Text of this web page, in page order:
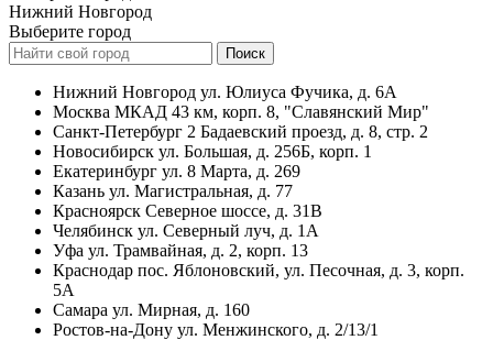
Нижний Новгород
Выберите город
Поиск
Нижний Новгород ул. Юлиуса Фучика, д. 6А
Москва МКАД 43 км, корп. 8, "Славянский Мир"
Санкт-Петербург 2 Бадаевский проезд, д. 8, стр. 2
Новосибирск ул. Большая, д. 256Б, корп. 1
Екатеринбург ул. 8 Марта, д. 269
Казань ул. Магистральная, д. 77
Красноярск Северное шоссе, д. 31В
Челябинск ул. Северный луч, д. 1А
Уфа ул. Трамвайная, д. 2, корп. 13
Краснодар пос. Яблоновский, ул. Песочная, д. 3, корп.
5А
Самара ул. Мирная, д. 160
Ростов-на-Дону ул. Менжинского, д. 2/13/1